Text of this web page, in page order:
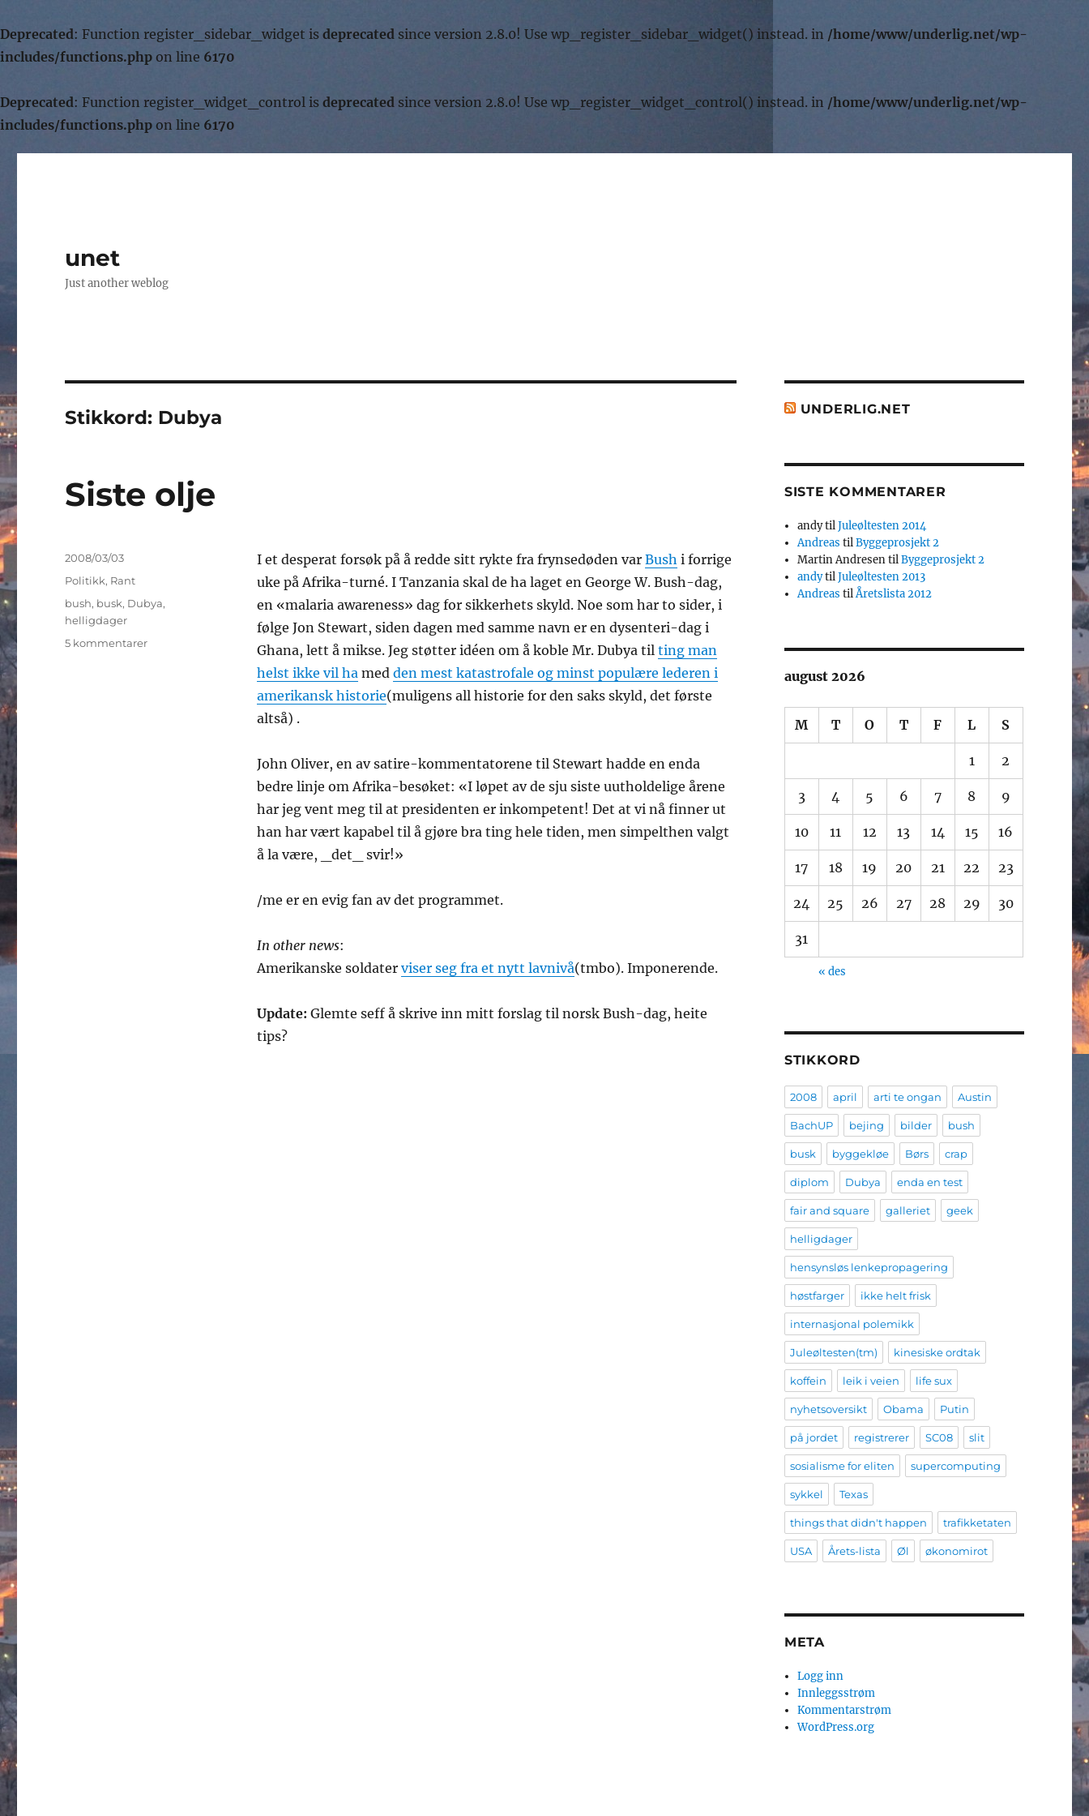
Deprecated: Function register_sidebar_widget is deprecated since version 2.8.0! Use wp_register_sidebar_widget() instead. in /home/www/underlig.net/wp-
includes/functions.php on line 6170
Deprecated: Function register_widget_control is deprecated since version 2.8.0! Use wp_register_widget_control() instead. in /home/www/underlig.net/wp-
includes/functions.php on line 6170
unet
Just another weblog
Stikkord: Dubya
Siste olje
I et desperat forsøk på å redde sitt rykte fra frynsedøden var Bush i forrige
uke på Afrika-turné. I Tanzania skal de ha laget en George W. Bush-dag,
en «malaria awareness» dag for sikkerhets skyld. Noe som har to sider, i
følge Jon Stewart, siden dagen med samme navn er en dysenteri-dag i
Ghana, lett å mikse. Jeg støtter idéen om å koble Mr. Dubya til ting man
helst ikke vil hamed den mest katastrofale og minst populære lederen i
amerikansk historie(muligens all historie for den saks skyld, det første
altså) .
John Oliver, en av satire-kommentatorene til Stewart hadde en enda
bedre linje om Afrika-besøket: «I løpet av de sju siste uutholdelige årene
har jeg vent meg til at presidenten er inkompetent! Det at vi nå finner ut
han har vært kapabel til å gjøre bra ting hele tiden, men simpelthen valgt
å la være, _det_ svir!»
/me er en evig fan av det programmet.
In other news:
Amerikanske soldater viser seg fra et nytt lavnivå(tmbo). Imponerende.
Update: Glemte seff å skrive inn mitt forslag til norsk Bush-dag, heite
tips?
Publisert
2008/03/03
Kategorier
Politikk, Rant
Stikkord
bush, busk, Dubya,
helligdager
5 kommentarertil
UNDERLIG.NET
SISTE KOMMENTARER
andytilJuleøltesten 2014
Andreas tilByggeprosjekt 2
Martin AndresentilByggeprosjekt 2
andytilJuleøltesten 2013
Andreas tilÅretslista 2012
august 2026
M T O T F L S
1 2
3 4 5 6 7 8 9
10 11 12 13 14 15 16
17 18 19 20 21 22 23
24 25 26 27 28 29 30
31
« des
STIKKORD
2008 april arti te ongan Austin
BachUP bejing bilder bush
busk byggekløe Børs crap
diplom Dubya enda en test
fair and square galleriet geek
helligdager
hensynsløs lenkepropagering
høstfarger ikke helt frisk
internasjonal polemikk
Juleøltesten(tm) kinesiske ordtak
koffein leik i veien life sux
nyhetsoversikt Obama Putin
på jordet registrerer SC08 slit
sosialisme for eliten supercomputing
sykkel Texas
things that didn't happen trafikketaten
USA Årets-lista Øl økonomirot
META
Logg inn
Innleggsstrøm
Kommentarstrøm
WordPress.org